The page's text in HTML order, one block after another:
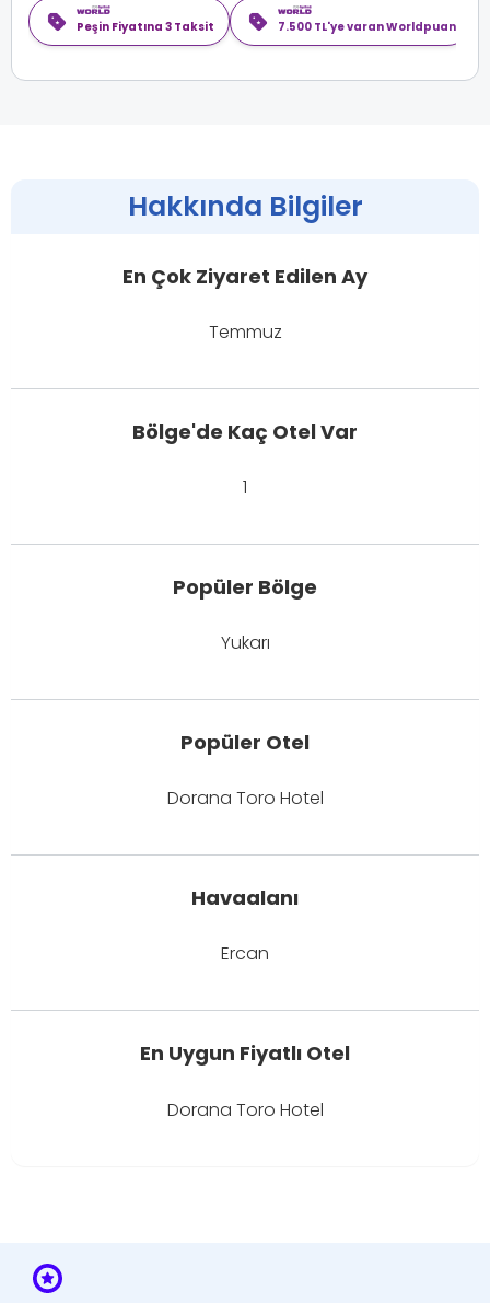
Peşin Fiyatına 3 Taksit 7.500 TL'ye varan Worldpuan
Hakkında Bilgiler
En Çok Ziyaret Edilen Ay
Temmuz
Bölge'de Kaç Otel Var
1
Popüler Bölge
Yukarı
Popüler Otel
Dorana Toro Hotel
Havaalanı
Ercan
En Uygun Fiyatlı Otel
Dorana Toro Hotel